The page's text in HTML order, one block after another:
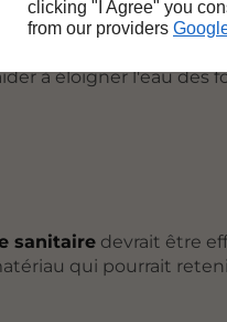
clicking "I Agree" you
from our providers
à éloigner l'eau des
sanitaire devrait être
qui pourrait